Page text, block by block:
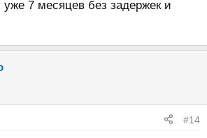
7 месяцев без задержек и
#14